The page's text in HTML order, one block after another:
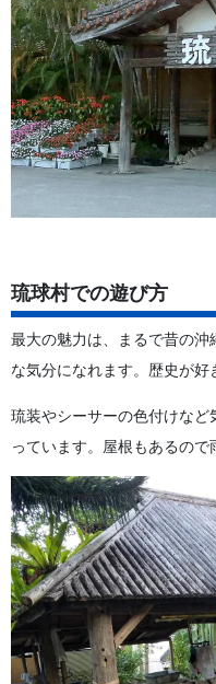
琉球村での遊び方
最大の魅力は、まるで昔の
な気分になれます。歴史が好
琉装やシーサーの色付けな
っています。屋根もあるの